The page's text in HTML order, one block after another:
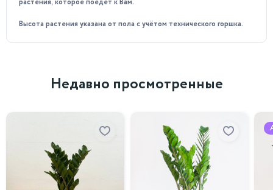
один тонкий стебелек, а полноценный, густой
многоствольный куст. Он выглядит законченным
интерьерным решением, которое можно сразу
символами жизненной энергии, тепла и защиты дома.
атмосферой солнечного лета.
Куда идеально подойдет?
Чтобы золото на листьях не поблекло, ему нужно светлое
В светлую гостиную или столовую в качестве яркого
растения, которое поедет к Вам.
Высота растения указана от пола с учётом технического горшка.
Недавно просмотренные